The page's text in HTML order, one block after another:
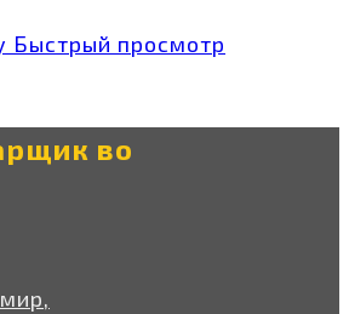
Быстрый просмотр
во